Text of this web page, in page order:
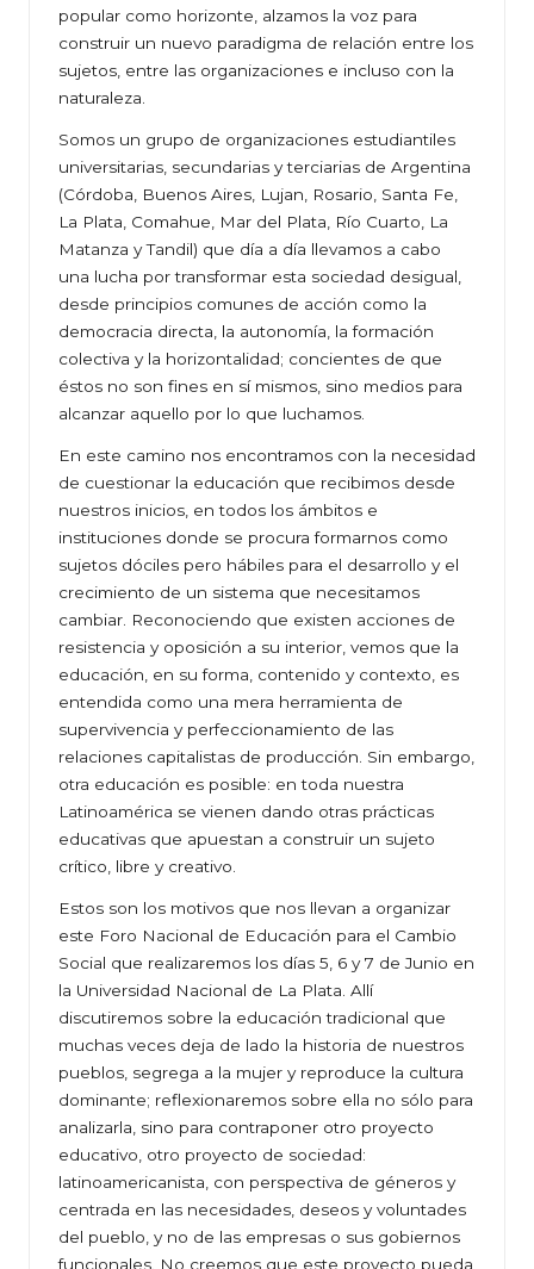
popular como horizonte, alzamos la voz para
construir un nuevo paradigma de relación entre los
sujetos, entre las organizaciones e incluso con la
naturaleza.
Somos un grupo de organizaciones estudiantiles
universitarias, secundarias y terciarias de Argentina
(Córdoba, Buenos Aires, Lujan, Rosario, Santa Fe,
La Plata, Comahue, Mar del Plata, Río Cuarto, La
Matanza y Tandil) que día a día llevamos a cabo
una lucha por transformar esta sociedad desigual,
desde principios comunes de acción como la
democracia directa, la autonomía, la formación
colectiva y la horizontalidad; concientes de que
éstos no son fines en sí mismos, sino medios para
alcanzar aquello por lo que luchamos.
En este camino nos encontramos con la necesidad
de cuestionar la educación que recibimos desde
nuestros inicios, en todos los ámbitos e
instituciones donde se procura formarnos como
sujetos dóciles pero hábiles para el desarrollo y el
crecimiento de un sistema que necesitamos
cambiar. Reconociendo que existen acciones de
resistencia y oposición a su interior, vemos que la
educación, en su forma, contenido y contexto, es
entendida como una mera herramienta de
supervivencia y perfeccionamiento de las
relaciones capitalistas de producción. Sin embargo,
otra educación es posible: en toda nuestra
Latinoamérica se vienen dando otras prácticas
educativas que apuestan a construir un sujeto
crítico, libre y creativo.
Estos son los motivos que nos llevan a organizar
este Foro Nacional de Educación para el Cambio
Social que realizaremos los días 5, 6 y 7 de Junio en
la Universidad Nacional de La Plata. Allí
discutiremos sobre la educación tradicional que
muchas veces deja de lado la historia de nuestros
pueblos, segrega a la mujer y reproduce la cultura
dominante; reflexionaremos sobre ella no sólo para
analizarla, sino para contraponer otro proyecto
educativo, otro proyecto de sociedad:
latinoamericanista, con perspectiva de géneros y
centrada en las necesidades, deseos y voluntades
del pueblo, y no de las empresas o sus gobiernos
funcionales. No creemos que este proyecto pueda